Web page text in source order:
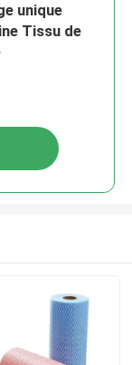
unique
Tissu de